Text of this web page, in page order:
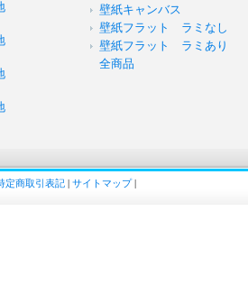
壁紙キャンバス
壁紙フラット ラミなし
壁紙フラット ラミあり
全商品
定商取引表記 | サイトマップ|